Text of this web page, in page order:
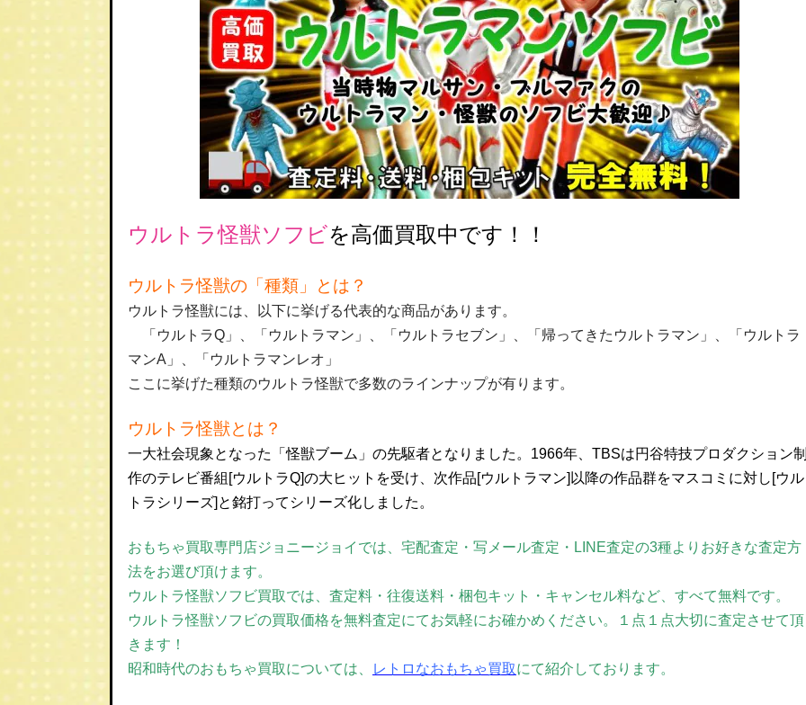
ウルトラ怪獣ソフビを高価買取中です！！
ウルトラ怪獣の「種類」とは？
ウルトラ怪獣には、以下に挙げる代表的な商品があります。
「ウルトラQ」、「ウルトラマン」、「ウルトラセブン」、「帰ってきたウルトラマン」、「ウルトラ
マンA」、「ウルトラマンレオ」
ここに挙げた種類のウルトラ怪獣で多数のラインナップが有ります。
ウルトラ怪獣とは？
一大社会現象となった「怪獣ブーム」の先駆者となりました。1966年、TBSは円谷特技プロダクション
作のテレビ番組[ウルトラQ]の大ヒットを受け、次作品[ウルトラマン]以降の作品群をマスコミに対し[ウル
トラシリーズ]と銘打ってシリーズ化しました。
おもちゃ買取専門店ジョニージョイでは、宅配査定・写メール査定・LINE査定の3種よりお好きな査定方
法をお選び頂けます。
ウルトラ怪獣ソフビ買取では、 査定料・往復送料・梱包キット・キャンセル料など、すべて無料です。
ウルトラ怪獣ソフビの買取価格を無料査定にてお気軽にお確かめください。
１点１点大切に査定させて頂
きます！
昭和時代のおもちゃ買取については、
レトロなおもちゃ買取にて紹介しております。